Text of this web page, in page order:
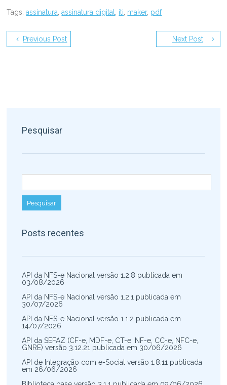
Tags: assinatura ,assinatura digital iti maker, pdf
Next Post
Previous Post
Pesquisar
Posts recentes
API da NFS-e Nacional versão 1.2.8 publicada em
03/08/2026
API da NFS-e Nacional versão 1.2.1 publicada em
30/07/2026
API da NFS-e Nacional versão 1.1.2 publicada em
14/07/2026
API da SEFAZ (CF-e, MDF-e, CT-e, NF-e, CC-e, NFC-e,
GNRE) versão 3.12.21 publicada em 30/06/2026
API de Integração com e-Social versão 1.8.11 publicada
em 26/06/2026